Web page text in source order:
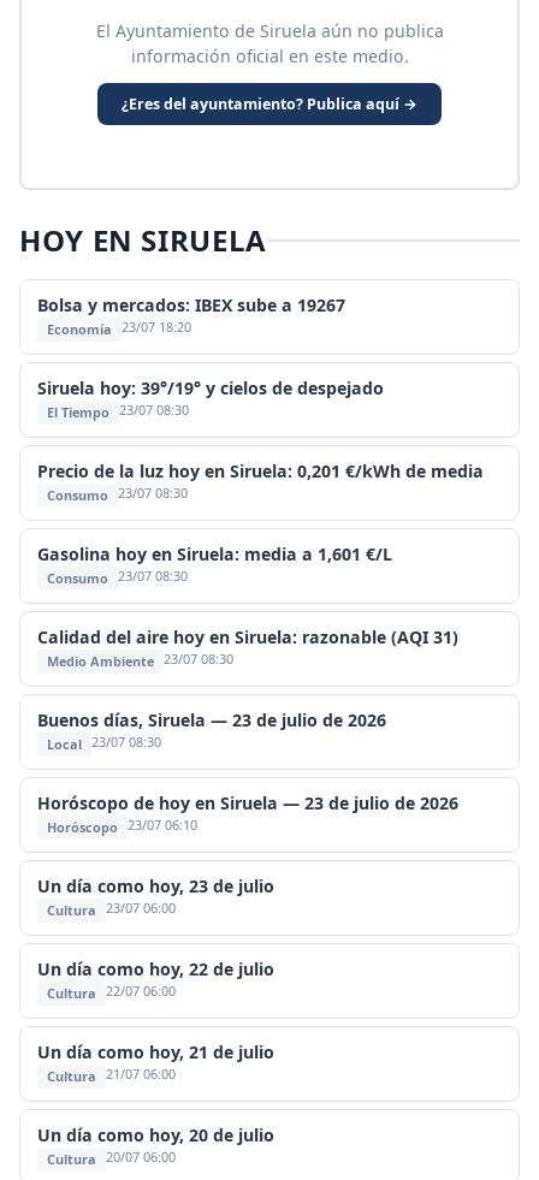
El Ayuntamiento de Siruela aún no publica
información oficial en este medio.
¿Eres del ayuntamiento? Publica aquí →
HOY EN SIRUELA
Bolsa y mercados: IBEX sube a 19267
Economía 23/07 18:20
Siruela hoy: 39°/19° y cielos de despejado
El Tiempo 23/07 08:30
Precio de la luz hoy en Siruela: 0,201 €/kWh de media
Consumo 23/07 08:30
Gasolina hoy en Siruela: media a 1,601 €/L
Consumo 23/07 08:30
Calidad del aire hoy en Siruela: razonable (AQI 31)
Medio Ambiente 23/07 08:30
Buenos días, Siruela — 23 de julio de 2026
Local 23/07 08:30
Horóscopo de hoy en Siruela — 23 de julio de 2026
Horóscopo 23/07 06:10
Un día como hoy, 23 de julio
Cultura 23/07 06:00
Un día como hoy, 22 de julio
Cultura 22/07 06:00
Un día como hoy, 21 de julio
Cultura 21/07 06:00
Un día como hoy, 20 de julio
Cultura 20/07 06:00